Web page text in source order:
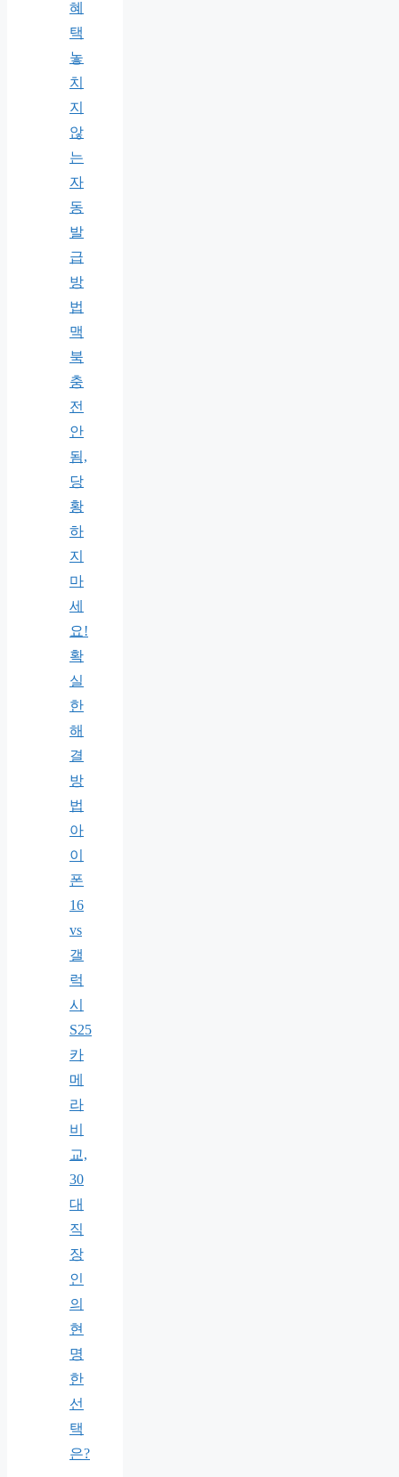
혜
택
놓
치
지
않
는
자
동
발
급
방
법
맥
북
충
전
안
됨,
당
황
하
지
마
세
요!
확
실
한
해
결
방
법
아
이
폰
16
vs
갤
럭
시
S25
카
메
라
비
교,
30
대
직
장
인
의
현
명
한
선
택
은?